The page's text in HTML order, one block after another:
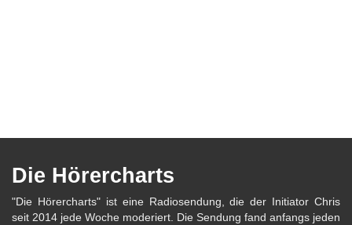
Die Hörercharts
"Die Hörercharts" ist eine Radiosendung, die der Initiator Chris
seit 2014 jede Woche moderiert. Die Sendung fand anfangs jeden